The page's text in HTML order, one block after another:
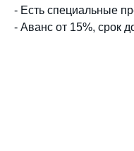
- Есть специальные
- Аванс от 15%, срок